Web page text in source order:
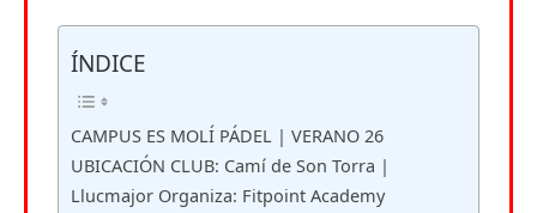
ÍNDICE
CAMPUS ES MOLÍ PÁDEL | VERANO 26
UBICACIÓN CLUB: Camí de Son Torra |
Llucmajor Organiza: Fitpoint Academy